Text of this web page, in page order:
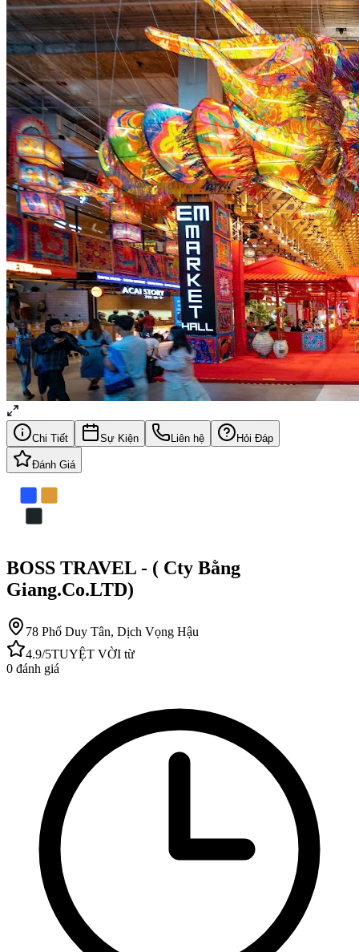
Chi Tiết Sự Kiện Liên hệ Hỏi Đáp
Đánh Giá
BOSS TRAVEL - ( Cty Bằng
Giang.Co.LTD)
78 Phố Duy Tân, Dịch Vọng Hậu
4.9/5TUYỆT VỜI từ
0 đánh giá